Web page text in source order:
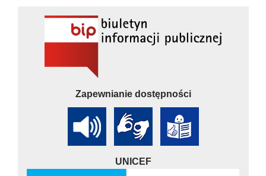
Zapewnianie dostępności
UNICEF